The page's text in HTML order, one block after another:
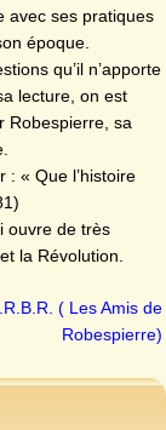
avec ses pratiques
époque.
qu’il n’apporte
lecture, on est
Robespierre, sa
: « Que l’histoire
ouvre de très
la Révolution.
( Les Amis de
Robespierre)